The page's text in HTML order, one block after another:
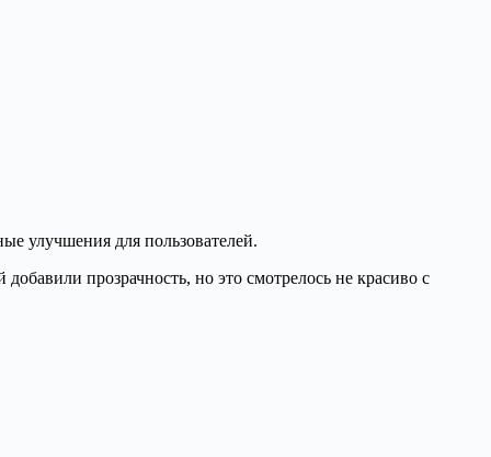
улучшения для пользователей.
прозрачность, но это смотрелось не красиво с